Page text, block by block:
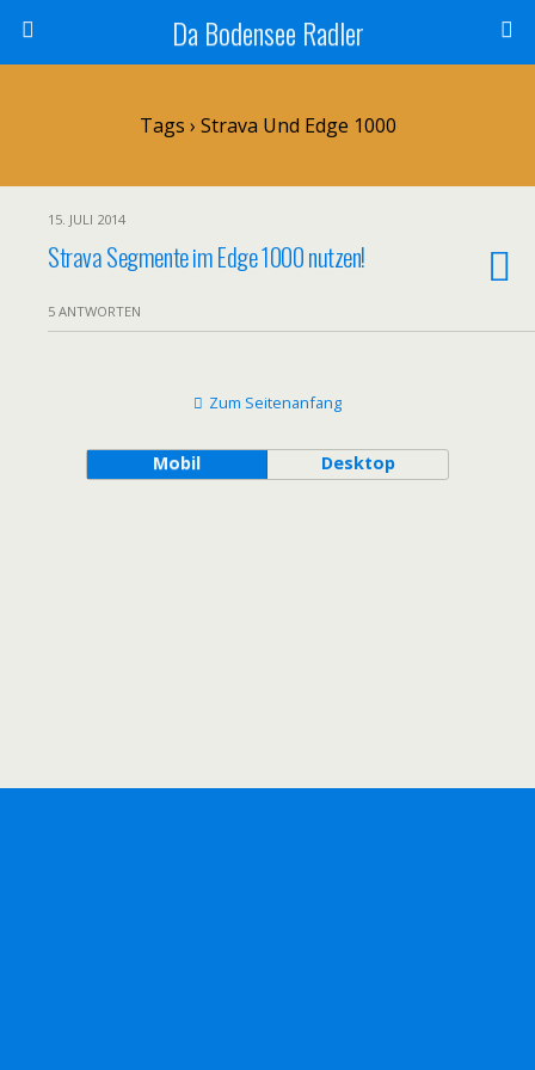
Da Bodensee Radler
Tags › Strava Und Edge 1000
15. JULI 2014
Strava Segmente im Edge 1000 nutzen!
5 ANTWORTEN
Zum Seitenanfang
Mobil Desktop